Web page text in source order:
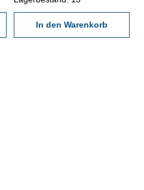
Kasten Messbereich 0,50 -
1,00 mmIn den Warenkorb